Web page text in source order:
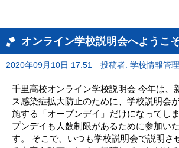
オンライン学校説明会へようこ
2020年09月10日 17:51 投稿者: 学校情報管
千里高校オンライン学校説明会 今年は、
ス感染症拡大防止のために、学校説明会
施する「オープンデイ」だけになってし
プンデイも人数制限があるために参加い
す。 そこで、いつも学校説明会で説明さ